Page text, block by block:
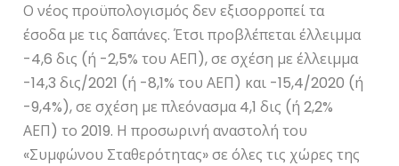
Ο νέος προϋπολογισμός δεν εξισορροπεί τα
έσοδα με τις δαπάνες. Έτσι προβλέπεται έλλειμμα
-4,6 δις (ή -2,5% του ΑΕΠ), σε σχέση με έλλειμμα
-14,3 δις/2021 (ή -8,1% του ΑΕΠ) και -15,4/2020 (ή
-9,4%), σε σχέση με πλεόνασμα 4,1 δις (ή 2,2%
ΑΕΠ) το 2019. Η προσωρινή αναστολή του
«Συμφώνου Σταθερότητας» σε όλες τις χώρες της